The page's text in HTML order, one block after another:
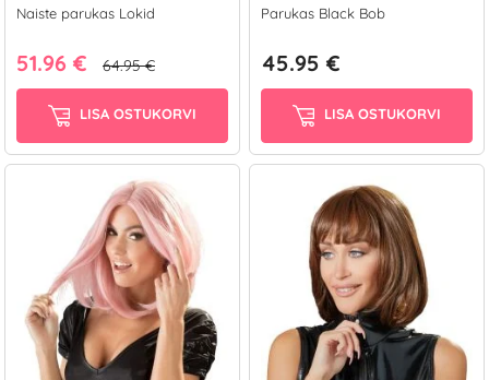
Naiste parukas Lokid
51.96 € 64.95 €
LISA OSTUKORVI
Parukas Black Bob
45.95 €
LISA OSTUKORVI